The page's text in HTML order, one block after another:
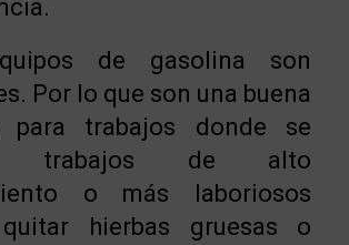
de gasolina son
Por lo que son una buena
para trabajos donde se
trabajos de alto
o más laboriosos
hierbas gruesas o